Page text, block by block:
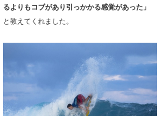
るよりもコブがあり引っかかる感覚があった」
と教えてくれました。